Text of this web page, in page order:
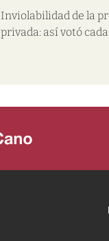
Inviolabilidad de la
privada: así votó